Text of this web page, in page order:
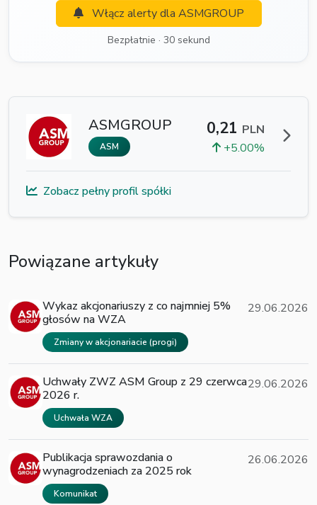
Włącz alerty dla ASMGROUP
Bezpłatnie · 30 sekund
ASMGROUP
ASM
0,21 PLN
+5.00%
Zobacz pełny profil spółki
Powiązane artykuły
Wykaz akcjonariuszy z co najmniej 5%
głosów na WZA
Zmiany w akcjonariacie (progi)
29.06.2026
Uchwały ZWZ ASM Group z 29 czerwca
2026 r.
Uchwała WZA
29.06.2026
Publikacja sprawozdania o
wynagrodzeniach za 2025 rok
Komunikat
26.06.2026